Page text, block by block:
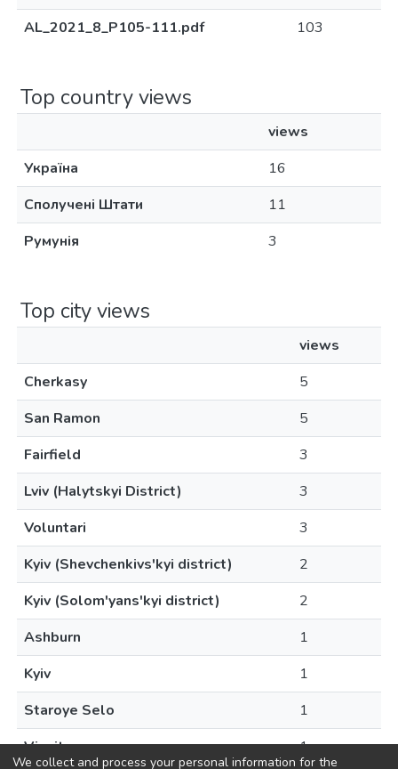
AL_2021_8_P105-111.pdf
103
Top country views
views
Україна
16
Сполучені Штати
11
Румунія
3
Top city views
views
Cherkasy
5
San Ramon
5
Fairfield
3
Lviv (Halytskyi District)
3
Voluntari
3
Kyiv (Shevchenkivs'kyi district)
2
Kyiv (Solom'yans'kyi district)
2
Ashburn
1
Kyiv
1
Staroye Selo
1
Vinnitsa
1
We collect and process your personal information for the